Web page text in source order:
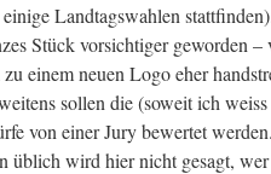
Land­tags­wah­len
Stück vor­sich­ti­ger gewor­den
einem neu­en Logo eher
sol­len die (soweit ich
von einer Jury bewer­tet
üblich wird hier nicht gesagt,